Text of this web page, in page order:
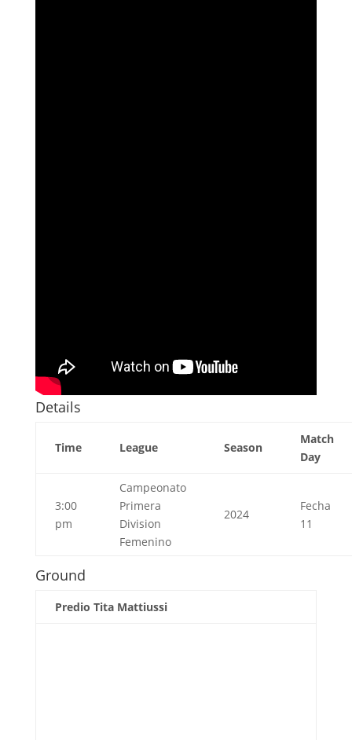
Details
Time League Season
Match
Day
3:00
pm
Campeonato
Primera
Division
Femenino
2024
Fecha
11
Ground
Predio Tita Mattiussi